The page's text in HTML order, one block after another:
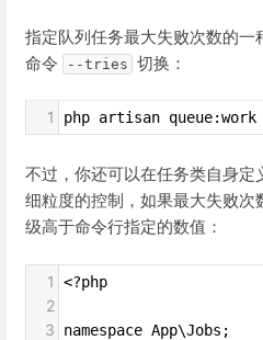
指定队列任务最大失败次数的
命令
--tries 切换：
1 php artisan
不过，你还可以在任务类自身定
细粒度的控制，如果最大失败
级高于命令行指定的数值：
1 <?php
2
3
namespace App\Jobs;